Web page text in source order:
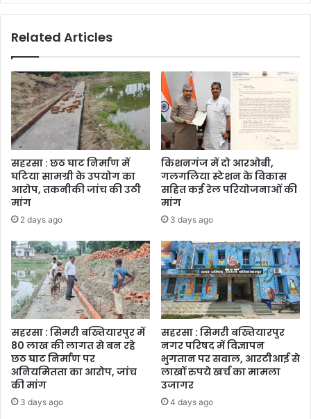
Related Articles
सहरसा : छठ घाट निर्माण में
घटिया सामग्री के उपयोग का
आरोप, तकनीकी जांच की उठी
मांग
2 days ago
किशनगंज में दो आरओबी,
गलगलिया स्टेशन के विकास
सहित कई रेल परियोजनाओं की
मांग
3 days ago
सहरसा : सिमरी बख्तियारपुर में
80 लाख की लागत से बन रहे
छठ घाट निर्माण पर
अनियमितता का आरोप, जांच
की मांग
3 days ago
सहरसा : सिमरी बख्तियारपुर
नगर परिषद में विज्ञापन
भुगतान पर सवाल, आरटीआई से
लाखों रुपये खर्च का मामला
उजागर
4 days ago